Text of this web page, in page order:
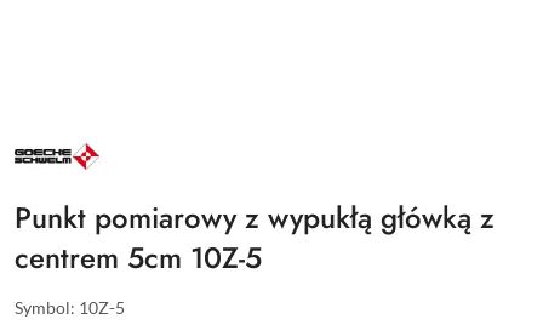
NAZWA
PRODUCENTA:
Punkt pomiarowy z wypukłą główką z
centrem 5cm 10Z-5
Symbol: 10Z-5